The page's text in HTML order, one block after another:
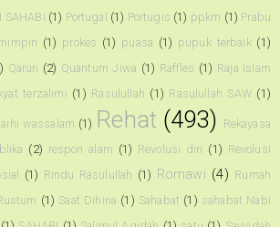
SAHABI (1) Portugal (1) Portugis (1) ppkm (1) Prabu
(1) prokes (1) puasa (1) pupuk terbaik (1)
Qarun (2) Quantum Jiwa (1) Raffles (1) Raja Islam
terzalimi (1) Rasulullah (1) Rasulullah SAW (1)
wassalam (1) Rehat (493) Rekayasa
(2) respon alam (1) Revolusi diri (1) Revolusi
(1) Rindu Rasulullah (1) Romawi (4) Rumah
(1) Saat Dihina (1) Sahabat (1) sahabat Nabi